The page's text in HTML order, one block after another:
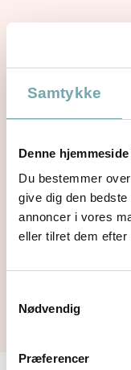
Samtykke
Denne
Du bestemmer
give dig den
annoncer i vores
eller tilret dem efter
Nødvendig
Præferencer